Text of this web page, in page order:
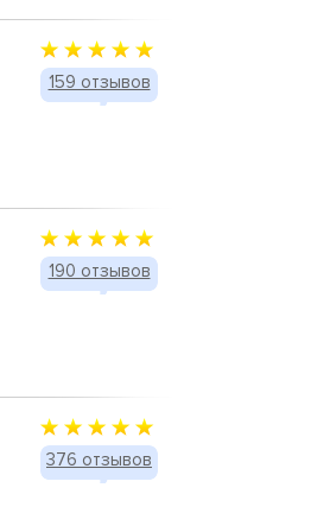
159 отзывов
190 отзывов
376 отзывов